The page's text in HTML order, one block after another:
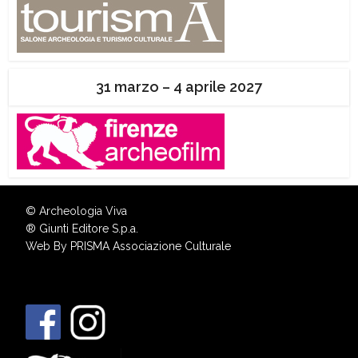
31 marzo – 4 aprile 2027
© Archeologia Viva
® Giunti Editore S.p.a.
Web By PRISMA Associazione Culturale